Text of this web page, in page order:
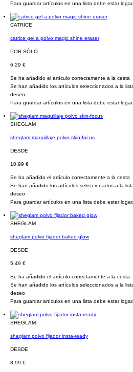
Para guardar artículos en una lista debe estar
CATRICE
catrice gel a polvo magic shine eraser
POR SÓLO
6,29 €
Se ha añadido el artículo correctamente a la cesta
Se han añadido los artículos seleccionados a la
deseo
Para guardar artículos en una lista debe estar
SHEGLAM
sheglam maquillaje polvo skin-focus
DESDE
10,99 €
Se ha añadido el artículo correctamente a la cesta
Se han añadido los artículos seleccionados a la
deseo
Para guardar artículos en una lista debe estar
SHEGLAM
sheglam polvo fijador baked glow
DESDE
5,49 €
Se ha añadido el artículo correctamente a la cesta
Se han añadido los artículos seleccionados a la
deseo
Para guardar artículos en una lista debe estar
SHEGLAM
sheglam polvo fijador insta-ready
DESDE
8,99 €